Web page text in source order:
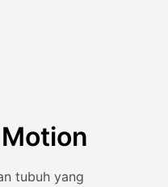
tubuh yang